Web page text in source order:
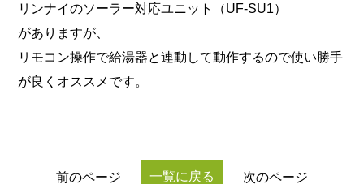
リンナイのソーラー対応ユニット（UF-SU1）
がありますが、
リモコン操作で給湯器と連動して動作するので使い勝手
が良くオススメです。
前のページ 一覧に戻る 次のページ